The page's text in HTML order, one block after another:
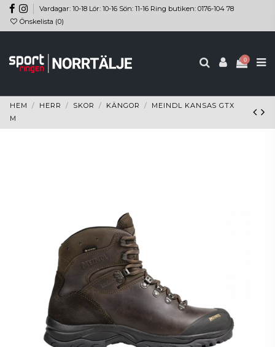
Vardagar: 10-18 Lör: 10-16 Sön: 11-16 Ring butiken: 0176-104 78
Önskelista (0)
0
HEM HERR SKOR KÄNGOR
MEINDL KANSAS GTX
M